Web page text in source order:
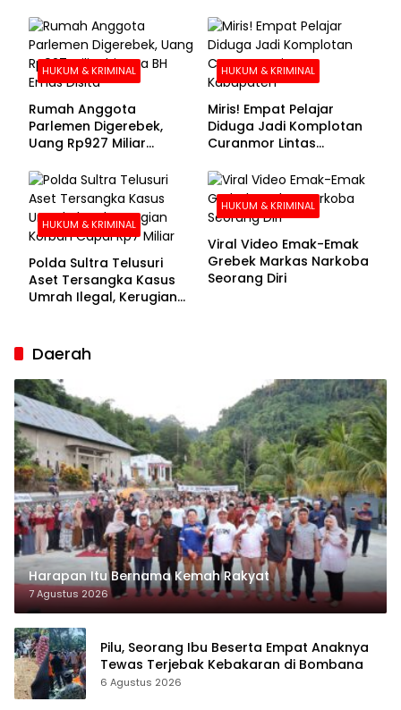
Buronan Segera
Menyerahkan Diri
HUKUM & KRIMINAL
Rumah Anggota
Parlemen Digerebek,
Uang Rp927 Miliar
HUKUM & KRIMINAL
Miris! Empat Pelajar
Diduga Jadi Komplotan
Curanmor Lintas
HUKUM & KRIMINAL
Polda Sultra Telusuri
Aset Tersangka Kasus
Umrah Ilegal, Kerugian
HUKUM & KRIMINAL
Viral Video Emak-Emak
Grebek Markas Narkoba
Seorang Diri
Daerah
Harapan Itu Bernama Kemah Rakyat
7 Agustus 2026
Pilu, Seorang Ibu Beserta Empat Anaknya
Tewas Terjebak Kebakaran di Bombana
6 Agustus 2026